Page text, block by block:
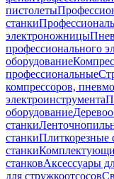
пистолеты
станки
электроножницы
профессионального
оборудование
профессиональные
компрессоров,
электроинструмента
оборудование
станки
станкиПлиткорезные
станки
станковАксессуары
для стружкоотсосов